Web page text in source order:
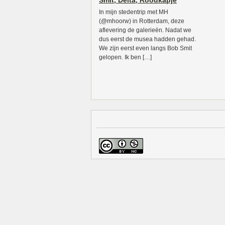
In mijn stedentrip met MH
(@mhoorw) in Rotterdam, deze
aflevering de galerieën. Nadat we
dus eerst de musea hadden gehad.
We zijn eerst even langs Bob Smit
gelopen. Ik ben […]